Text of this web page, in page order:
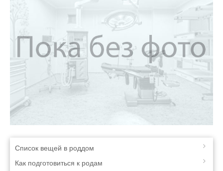
Список вещей в роддом
Как подготовиться к родам